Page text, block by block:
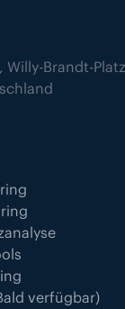
Willy-Brandt-
verfügbar)